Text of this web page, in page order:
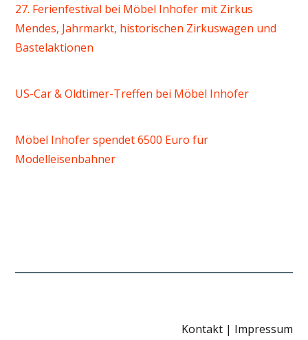
27. Ferienfestival bei Möbel Inhofer mit Zirkus
Mendes, Jahrmarkt, historischen Zirkuswagen und
Bastelaktionen
US-Car & Oldtimer-Treffen bei Möbel Inhofer
Möbel Inhofer spendet 6500 Euro für
Modelleisenbahner
| Impressum
Kontakt